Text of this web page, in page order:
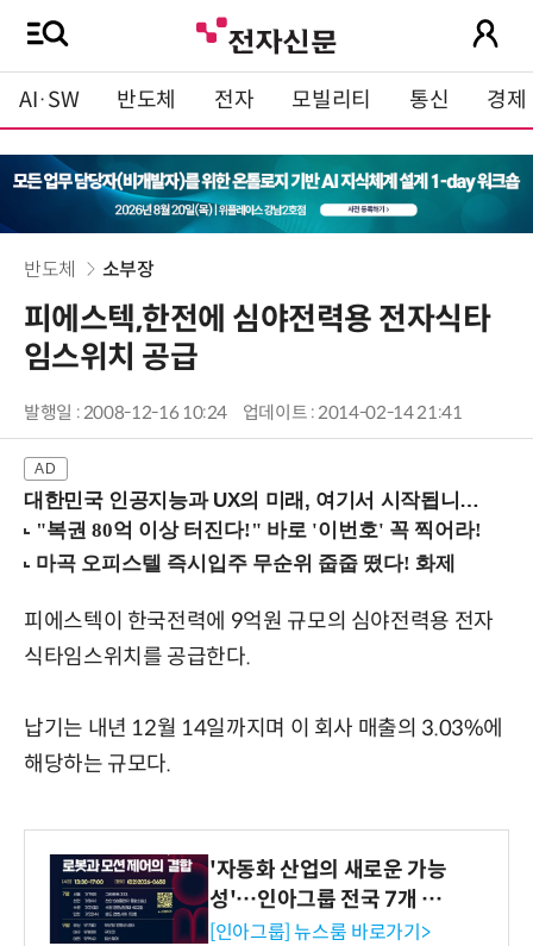
AI·SW 반도체 전자 모빌리티 통신 경제
반도체 소부장
피에스텍,한전에 심야전력용 전자식타
임스위치 공급
발행일 : 2008-12-16 10:24 업데이트 : 2014-02-14 21:41
대한민국 인공지능과 UX의 미래, 여기서 시작됩니다! (9/2 강남역)
피에스텍이 한국전력에 9억원 규모의 심야전력용 전자
식타임스위치를 공급한다.
납기는 내년 12월 14일까지며 이 회사 매출의 3.03%에
해당하는 규모다.
'자동화 산업의 새로운 가능
성'…인아그룹 전국 7개 도
시 세미나 페어 개최
[인아그룹] 뉴스룸 바로가기>